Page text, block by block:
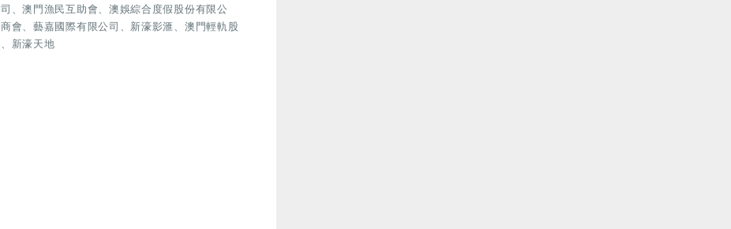
、澳門漁民互助會、澳娛綜合度假股份有限公
會、藝嘉國際有限公司、新濠影滙、澳門輕軌股
新濠天地